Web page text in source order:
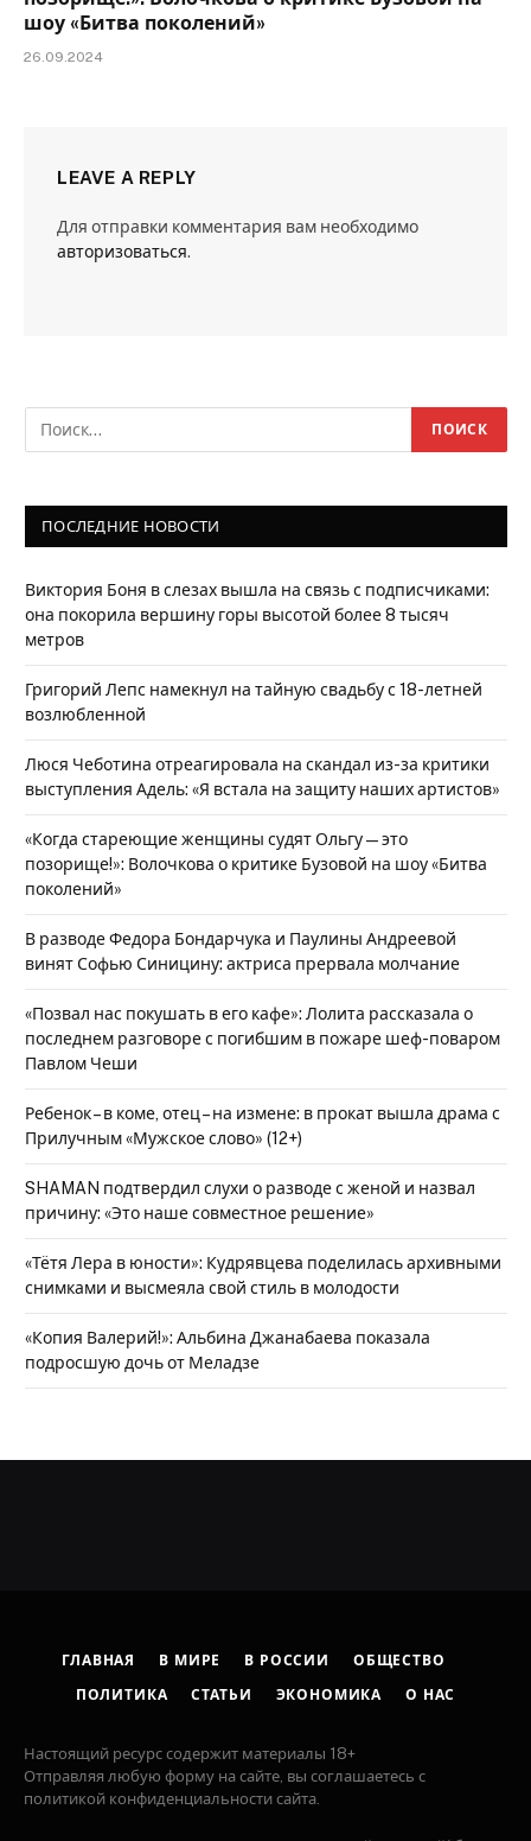
шоу «Битва поколений»
26.09.2024
LEAVE A REPLY
Для отправки комментария вам необходимо
авторизоваться.
ПОСЛЕДНИЕ НОВОСТИ
Виктория Боня в слезах вышла на связь с подписчиками:
она покорила вершину горы высотой более 8 тысяч
метров
Григорий Лепс намекнул на тайную свадьбу с 18-летней
возлюбленной
Люся Чеботина отреагировала на скандал из-за критики
выступления Адель: «Я встала на защиту наших артистов»
«Когда стареющие женщины судят Ольгу — это
позорище!»: Волочкова о критике Бузовой на шоу «Битва
поколений»
В разводе Федора Бондарчука и Паулины Андреевой
винят Софью Синицину: актриса прервала молчание
«Позвал нас покушать в его кафе»: Лолита рассказала о
последнем разговоре с погибшим в пожаре шеф-поваром
Павлом Чеши
Ребенок – в коме, отец – на измене: в прокат вышла драма с
Прилучным «Мужское слово» (12+)
SHAMAN подтвердил слухи о разводе с женой и назвал
причину: «Это наше совместное решение»
«Тётя Лера в юности»: Кудрявцева поделилась архивными
снимками и высмеяла свой стиль в молодости
«Копия Валерий!»: Альбина Джанабаева показала
подросшую дочь от Меладзе
ГЛАВНАЯ В МИРЕ В РОССИИ ОБЩЕСТВО
ПОЛИТИКА СТАТЬИ ЭКОНОМИКА О НАС
Настоящий ресурс содержит материалы 18+
Отправляя любую форму на сайте, вы соглашаетесь с
политикой конфиденциальности сайта.